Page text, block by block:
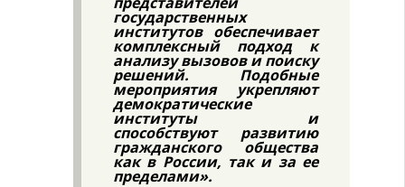
государственных
институтов обеспечивает
комплексный подход к
анализу вызовов и поиску
решений. Подобные
мероприятия укрепляют
демократические
институты и
способствуют развитию
гражданского общества
как в России, так и за ее
пределами».